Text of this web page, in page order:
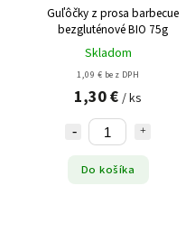
Guľôčky z prosa barbecue
bezgluténové BIO 75g
Skladom
1,09 € bez DPH
1,30 € / ks
Do košíka